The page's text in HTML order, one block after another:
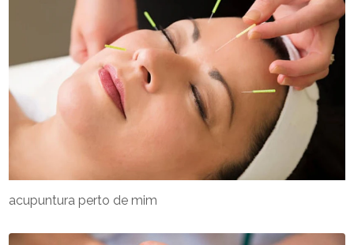
acupuntura perto de mim